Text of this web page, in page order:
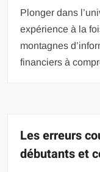
Plonger dans
expérience à la
montagnes
financiers à
Les erreurs
débutants et